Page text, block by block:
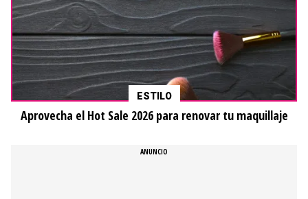
ESTILO
Aprovecha el Hot Sale 2026 para renovar tu maquillaje